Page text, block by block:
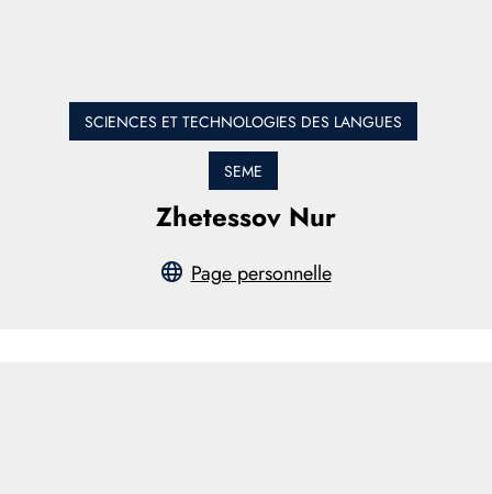
SCIENCES ET TECHNOLOGIES DES LANGUES
SEME
Zhetessov Nur
Page personnelle